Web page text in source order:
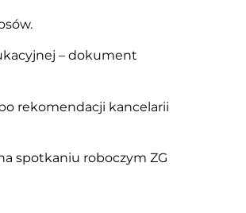
– dokument
rekomendacji kancelarii
spotkaniu roboczym ZG